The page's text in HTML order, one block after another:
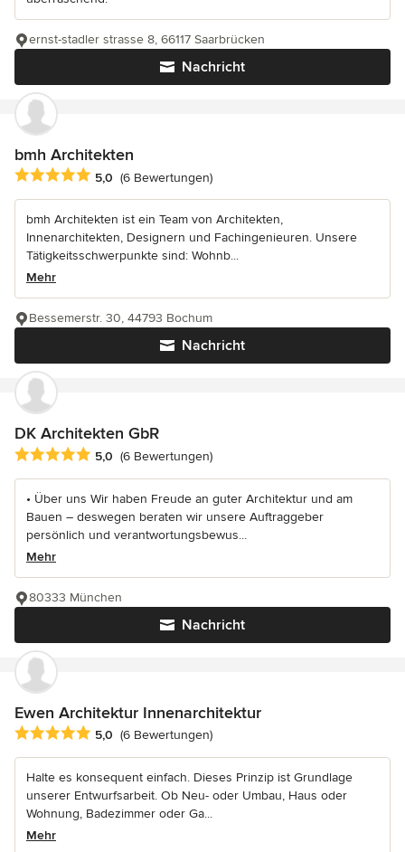
Nachricht
ernst-stadler strasse 8, 66117 Saarbrücken
bmh Architekten
Durchschnittliche Bewertung: 5 von 5 Sternen
5,0 (6 Bewertungen)
bmh Architekten ist ein Team von Architekten,
Innenarchitekten, Designern und Fachingenieuren. Unsere
Tätigkeitsschwerpunkte sind: Wohnb...
Mehr
Nachricht
Bessemerstr. 30, 44793 Bochum
DK Architekten GbR
Durchschnittliche Bewertung: 5 von 5 Sternen
5,0 (6 Bewertungen)
• Über uns Wir haben Freude an guter Architektur und am
Bauen – deswegen beraten wir unsere Auftraggeber
persönlich und verantwortungsbewus...
Mehr
Nachricht
80333 München
Ewen Architektur Innenarchitektur
Durchschnittliche Bewertung: 5 von 5 Sternen
5,0 (6 Bewertungen)
Halte es konsequent einfach. Dieses Prinzip ist Grundlage
unserer Entwurfsarbeit. Ob Neu- oder Umbau, Haus oder
Wohnung, Badezimmer oder Ga...
Mehr